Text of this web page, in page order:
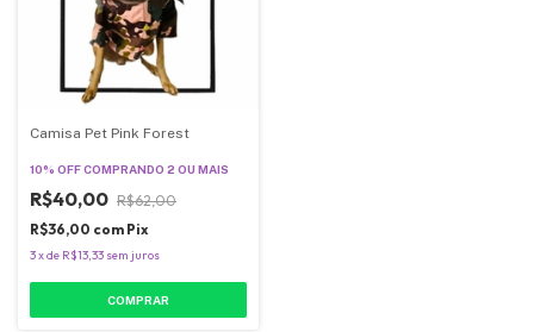
Camisa Pet Pink Forest
10% OFFCOMPRANDO 2 OU MAIS
R$40,00 R$62,00
R$36,00 com Pix
3xde R$13,33 sem juros
COMPRAR